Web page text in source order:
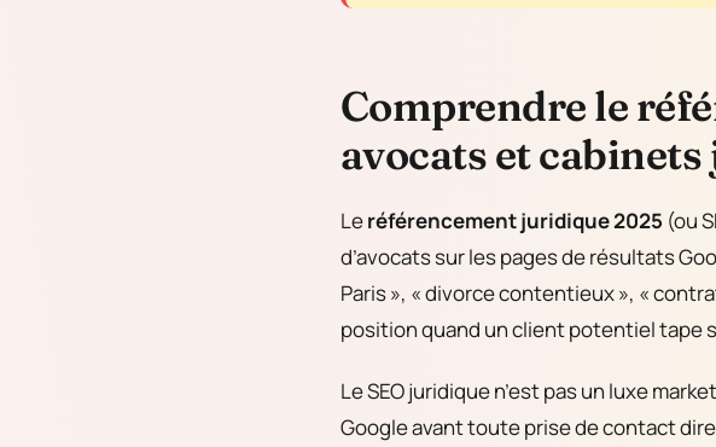
Comprendre le
avocats et
Leréférencement juridique 2025 (ou
d’avocats sur les pages de résultats
Paris », « divorce contentieux », «
position quand un client potentiel tape
Le SEO juridique n’est pas un luxe
Google avant toute prise de contact